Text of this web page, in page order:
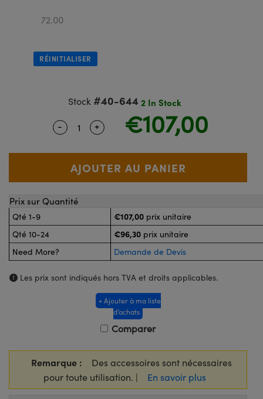
de Poche ou à Mesure Directe
: Microscopie
: Caméras
Optiques de SCHOTT
72.00
RÉINITIALISER
Stock #40-644 2 In Stock
Quantity Selector
- Use the plus and minus buttons to
+ €107,00
Prix sur Quantité
Qté 1-9 €107,00 prix unitaire
Qté 10-24
€96,30 prix unitaire
Need More?
Demande de Devis
Les prix sont indiqués hors TVA et droits applicables.
+ Ajouter à ma liste
d’achats
Comparer
Remarque :
Des accessoires sont nécessaires
pour toute utilisation. |
En savoir plus